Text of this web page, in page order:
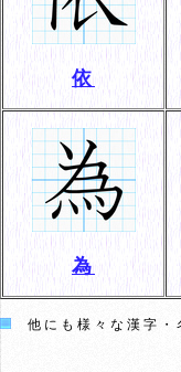
依
為
他にも様々な漢字・